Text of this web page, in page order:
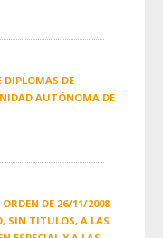
DIPLOMAS DE
AUTÓNOMA DE
DE 26/11/2008
SIN TITULOS, A LAS